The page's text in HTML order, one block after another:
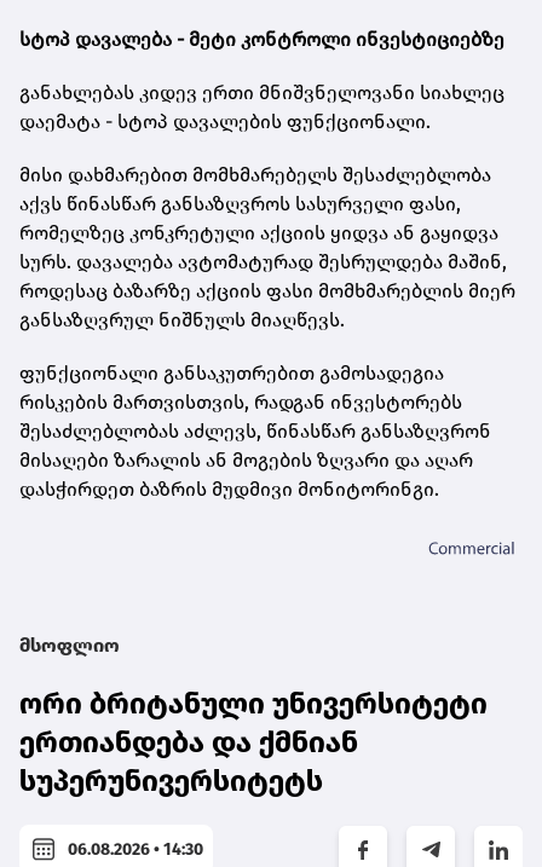
სტოპ დავალება - მეტი კონტროლი ინვესტიციებზე
განახლებას კიდევ ერთი მნიშვნელოვანი სიახლეც
დაემატა - სტოპ დავალების ფუნქციონალი.
მისი დახმარებით მომხმარებელს შესაძლებლობა
აქვს წინასწარ განსაზღვროს სასურველი ფასი,
რომელზეც კონკრეტული აქციის ყიდვა ან გაყიდვა
სურს. დავალება ავტომატურად შესრულდება მაშინ,
როდესაც ბაზარზე აქციის ფასი მომხმარებლის მიერ
განსაზღვრულ ნიშნულს მიაღწევს.
ფუნქციონალი განსაკუთრებით გამოსადეგია
რისკების მართვისთვის, რადგან ინვესტორებს
შესაძლებლობას აძლევს, წინასწარ განსაზღვრონ
მისაღები ზარალის ან მოგების ზღვარი და აღარ
დასჭირდეთ ბაზრის მუდმივი მონიტორინგი.
მსოფლიო
ორი ბრიტანული უნივერსიტეტი
ერთიანდება და ქმნიან
სუპერუნივერსიტეტს
06.08.2026 • 14:30